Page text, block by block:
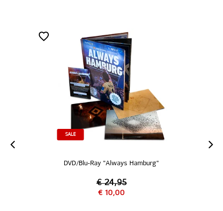
SALE
DVD/Blu-Ray "Always Hamburg"
€ 24,95
€ 10,00